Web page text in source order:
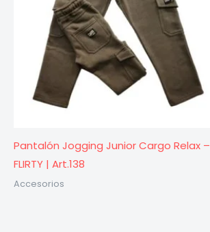
Pantalón Jogging Junior Cargo Relax –
FLIRTY | Art.138
Accesorios